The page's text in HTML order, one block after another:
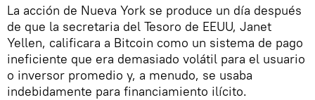
La acción de Nueva York se produce un día después
de que la secretaria del Tesoro de EEUU, Janet
Yellen, calificara a Bitcoin como un sistema de pago
ineficiente que era demasiado volátil para el usuario
o inversor promedio y, a menudo, se usaba
indebidamente para financiamiento ilícito.